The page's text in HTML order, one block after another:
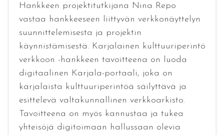
Hankkeen projektitutkijana Nina Repo
vastaa hankkeeseen liittyvän verkkonäyttelyn
suunnittelemisesta ja projektin
käynnistämisestä. Karjalainen kulttuuriperintö
verkkoon -hankkeen tavoitteena on luoda
digitaalinen Karjala-portaali, joka on
karjalaista kulttuuriperintöä säilyttävä ja
esittelevä valtakunnallinen verkkoarkisto.
Tavoitteena on myös kannustaa ja tukea
yhteisöjä digitoimaan hallussaan olevia